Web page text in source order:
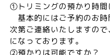
①トリミングの預かり時間
基本的にはご予約のお時
次第ご連絡いたしますの
になっております。
②預かりは可能ですか？